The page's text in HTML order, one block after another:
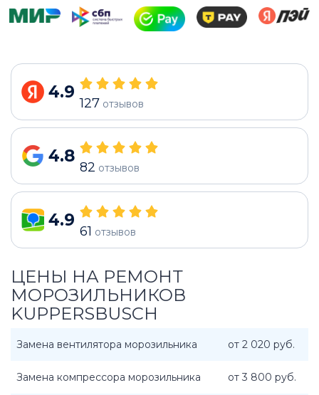
4.9
127 отзывов
4.8
82 отзывов
4.9
61 отзывов
ЦЕНЫ НА РЕМОНТ
МОРОЗИЛЬНИКОВ
KUPPERSBUSCH
Замена вентилятора морозильника от 2 020 руб.
Замена компрессора морозильника от 3 800 руб.